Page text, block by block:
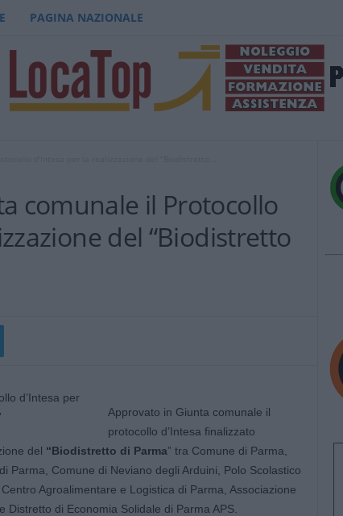
PAGINA NAZIONALE
comunale il Protocollo
del “Biodistretto
Approvato in Giunta comunale il
protocollo d’Intesa finalizzato
del “Biodistretto di Parma” tra Comune di Parma,
Parma, Comune di Neviano degli Arduini, Polo Scolastico
Agroalimentare e Logistica di Parma, Associazione
di Economia Solidale di Parma APS.